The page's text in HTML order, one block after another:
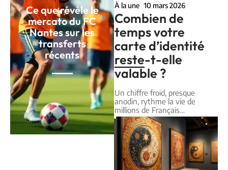
Ce que révèle le
mercato du FC
Nantes sur les
transferts
récents
À la une 10 mars 2026
Combien de
temps votre
carte d’identité
reste-t-elle
valable ?
Un chiffre froid, presque
anodin, rythme la vie de
millions de Français…